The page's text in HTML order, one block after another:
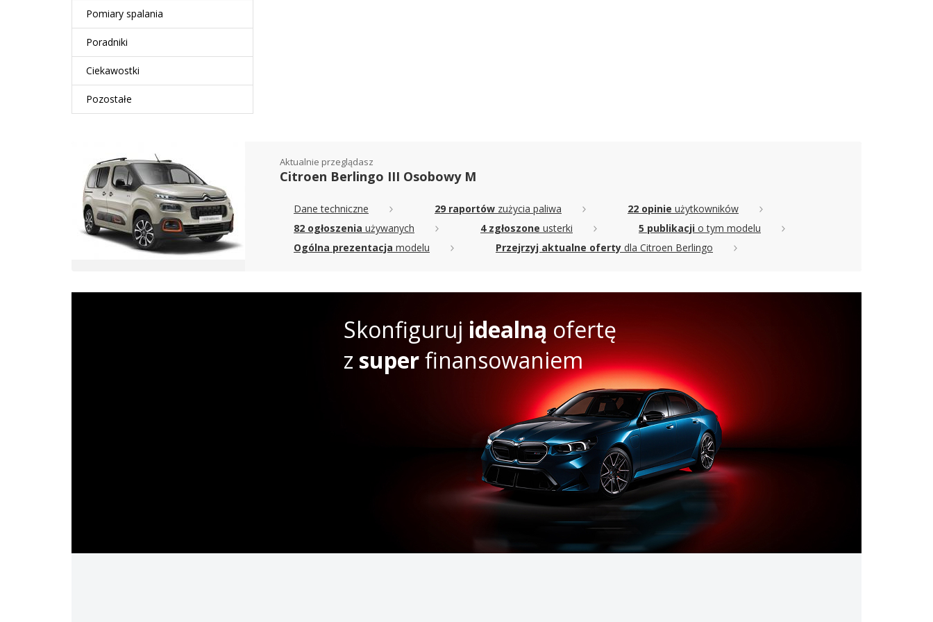
Pomiary spalania
Poradniki
Ciekawostki
Pozostałe
Aktualnie przeglądasz
Citroen Berlingo III Osobowy M
Dane techniczne 29 raportów zużycia paliwa 22 opinie użytkowników
82 ogłoszenia używanych 4 zgłoszone usterki 5 publikacji o tym modelu
Ogólna prezentacja modelu Przejrzyj aktualne oferty dla Citroen Berlingo
Skonfiguruj idealną ofertę
z superfinansowaniem